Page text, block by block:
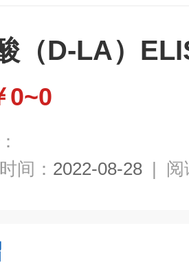
（D-LA）
0~0
间： 2022-08-28 | 阅